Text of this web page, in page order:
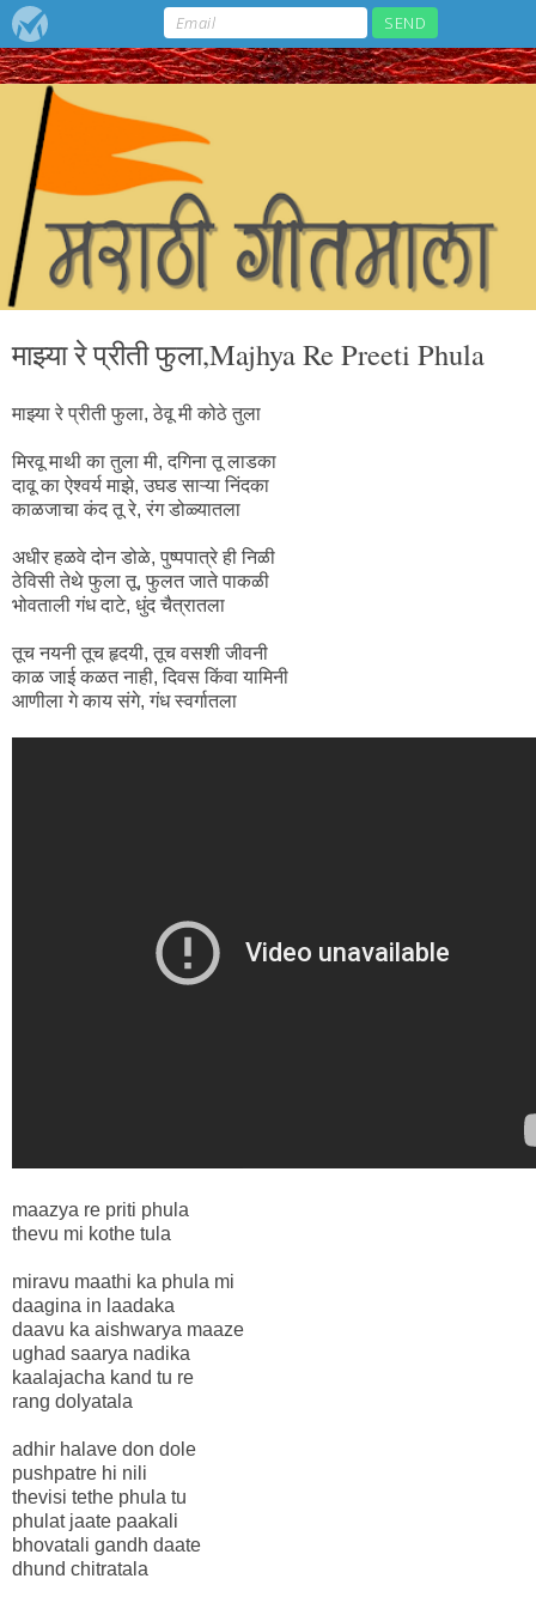
माझ्या रे प्रीती फुला,Majhya Re Preeti Phula
माझ्या रे प्रीती फुला, ठेवू मी कोठे तुला
मिरवू माथी का तुला मी, दगिना तू लाडका
दावू का ऐश्वर्य माझे, उघड साऱ्या निंदका
काळजाचा कंद तू रे, रंग डोळ्यातला
अधीर हळवे दोन डोळे, पुष्पपात्रे ही निळी
ठेविसी तेथे फुला तू, फुलत जाते पाकळी
भोवताली गंध दाटे, धुंद चैत्रातला
तूच नयनी तूच हृदयी, तूच वसशी जीवनी
काळ जाई कळत नाही, दिवस किंवा यामिनी
आणीला गे काय संगे, गंध स्वर्गातला
maazya re priti phula
thevu mi kothe tula
miravu maathi ka phula mi
daagina in laadaka
daavu ka aishwarya maaze
ughad saarya nadika
kaalajacha kand tu re
rang dolyatala
adhir halave don dole
pushpatre hi nili
thevisi tethe phula tu
phulat jaate paakali
bhovatali gandh daate
dhund chitratala